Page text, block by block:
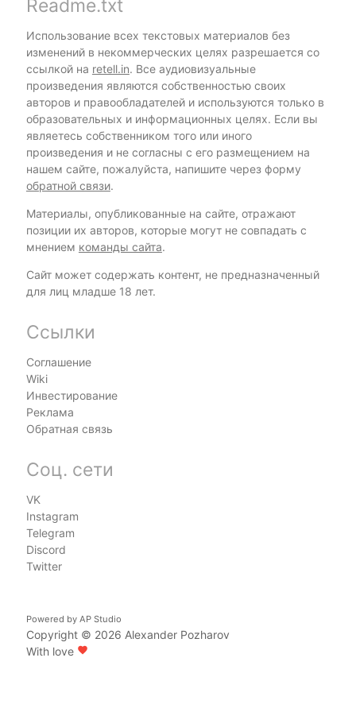
Readme.txt
Использование всех текстовых материалов без
изменений в некоммерческих целях разрешается со
ссылкой на retell.in. Все аудиовизуальные
произведения являются собственностью своих
авторов и правообладателей и используются только в
образовательных и информационных целях. Если вы
являетесь собственником того или иного
произведения и не согласны с его размещением на
нашем сайте, пожалуйста, напишите через форму
обратной связи.
Материалы, опубликованные на сайте, отражают
позиции их авторов, которые могут не совпадать с
мнением команды сайта.
Сайт может содержать контент, не предназначенный
для лиц младше 18 лет.
Ссылки
Соглашение
Wiki
Инвестирование
Реклама
Обратная связь
Соц. сети
VK
Instagram
Telegram
Discord
Twitter
Powered by AP Studio
Copyright © 2026 Alexander Pozharov
With love favorite